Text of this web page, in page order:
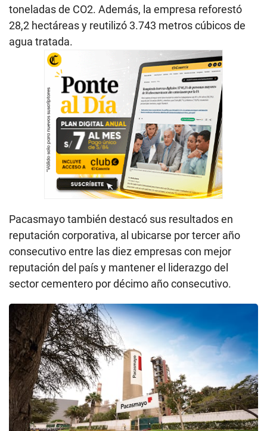
toneladas de CO2. Además, la empresa reforestó
28,2 hectáreas y reutilizó 3.743 metros cúbicos de
agua tratada.
Pacasmayo también destacó sus resultados en
reputación corporativa, al ubicarse por tercer año
consecutivo entre las diez empresas con mejor
reputación del país y mantener el liderazgo del
sector cementero por décimo año consecutivo.